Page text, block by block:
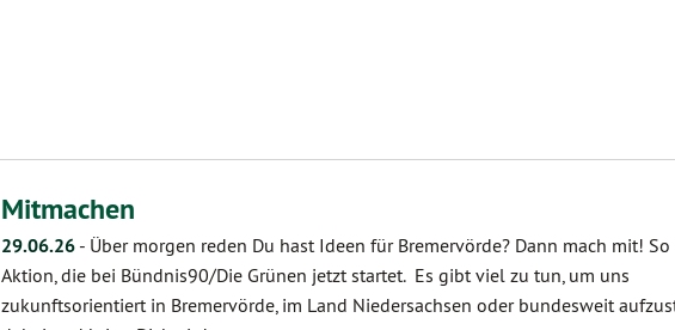
Mitmachen
29.06.26 - Über morgen reden Du hast Ideen für Bremervörde? Dann mach mit!
Aktion, die bei Bündnis90/Die Grünen jetzt startet. Es gibt viel zu tun, um uns
zukunftsorientiert in Bremervörde, im Land Niedersachsen oder bundesweit